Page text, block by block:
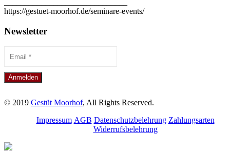
https://gestuet-moorhof.de/seminare-events/
Newsletter
© 2019 Gestüt Moorhof, All Rights Reserved.
Impressum AGB Datenschutzbelehrung Zahlungsarten
Widerrufsbelehrung